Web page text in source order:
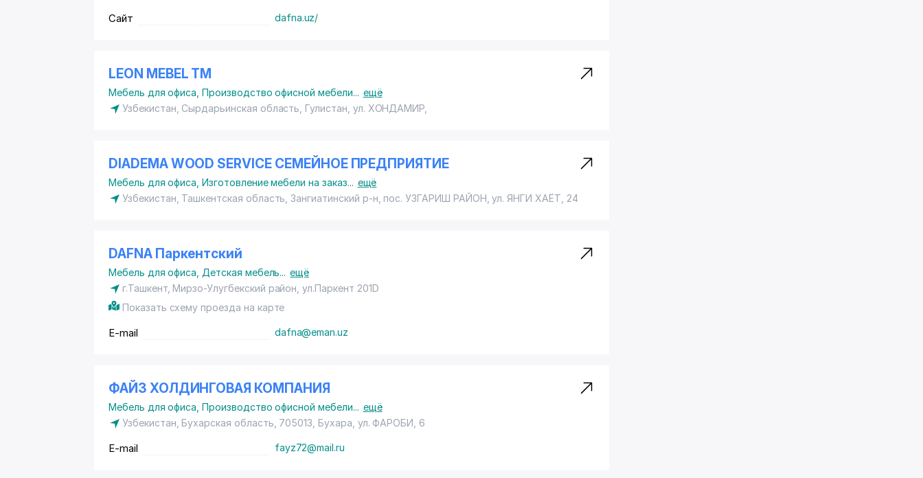
Сайт dafna.uz/
LEON MEBEL ТМ
Мебель для офиса ,Производство офисной мебели... ещё
Узбекистан, Сырдарьинская область, Гулистан, ул. ХОНДАМИР
DIADEMA WOOD SERVICE СЕМЕЙНОЕ ПРЕДПРИЯТИЕ
Мебель для офиса ,Изготовление мебели на заказ... ещё
Узбекистан, Ташкентская область, Зангиатинский р-н, пос. УЗГАРИШ РАЙОН ,ул. ЯНГИ ХАЁТ , 24
DAFNA Паркентский
Мебель для офиса Детская мебель... ещё
г.Ташкент, Мирзо-Улугбекский район , ул.Паркент 201D
Показать схему проезда на карте
E-mail dafna@eman.uz
ФАЙЗ ХОЛДИНГОВАЯ КОМПАНИЯ
Мебель для офиса ,Производство офисной мебели... ещё
Узбекистан, Бухарская область, 705013, Бухара, ул. ФАРОБИ , 6
E-mail fayz72@mail.ru